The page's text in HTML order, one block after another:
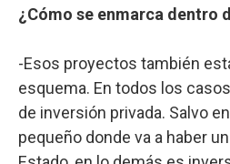
¿Cómo se enmarca dentro
-Esos proyectos también
esquema. En todos los
de inversión privada. Salvo
pequeño donde va a haber